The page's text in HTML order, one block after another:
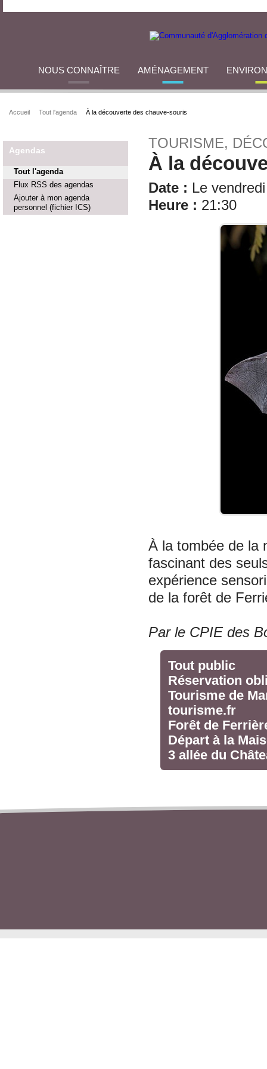
NOUS CONNAÎTRE AMÉNAGEMENT
Accueil Tout l'agenda À la découverte des chauve-souris
Agendas
Tout l'agenda
Flux RSS des agendas
Ajouter à mon agenda
personnel (fichier ICS)
TOURISME,
À la
Date : Le
Heure : 21:30
À la tombée de la
fascinant des
expérience
de la forêt de
Par le CPIE des
Tout public
Réservation
Tourisme de
tourisme.fr
Forêt de
Départ à la
3 allée du